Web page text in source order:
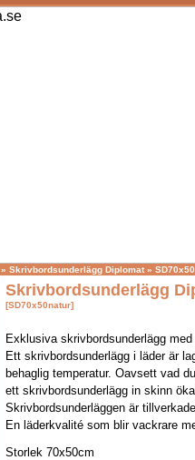
» Skrivbordsunderlägg Diplomat »
Skrivbordsunderlägg
[SD70x50natur]
Exklusiva skrivbordsunderlägg
Ett skrivbordsunderlägg i läder är
behaglig temperatur. Oavsett vad
ett skrivbordsunderlägg in skinn
Skrivbordsunderläggen är
En läderkvalité som blir vackrare
Storlek 70x50cm